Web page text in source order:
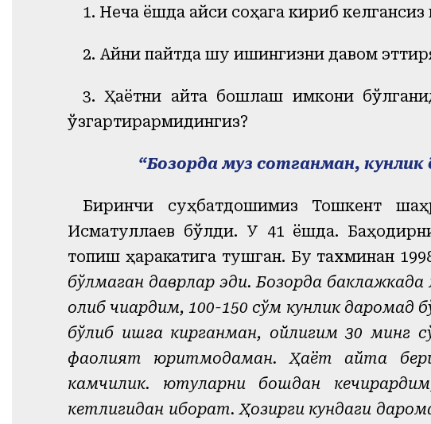
1. Неча ёшда қайси соҳага кириб келгансиз
2. Айни пайтда шу ишингизни давом
3. Ҳаётни қайта бошлаш имкони
ўзгартирармидингиз?
“Бозорда муз сотганман, кунлик
Биринчи суҳбатдошимиз Тошкент
Исматуллаев бўлди. У 41 ёшда.
топиш ҳаракатига тушган. Бу тахминан
бўлмаган даврлар эди. Бозорда
олиб чиқардим, 100-150 сўм кунлик даромад
бўлиб ишга кирганман, ойлигим 30 минг
фаолият юритмоқдаман. Ҳаёт қайта
камчилик. ютуқларни бошдан
кетлигидан иборат. Ҳозирги кундаги